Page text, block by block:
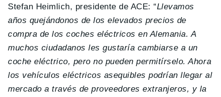
Stefan Heimlich, presidente de ACE: “Llevamos
años quejándonos de los elevados precios de
compra de los coches eléctricos en Alemania. A
muchos ciudadanos les gustaría cambiarse a un
coche eléctrico, pero no pueden permitírselo. Ahora
los vehículos eléctricos asequibles podrían llegar al
mercado a través de proveedores extranjeros, y la